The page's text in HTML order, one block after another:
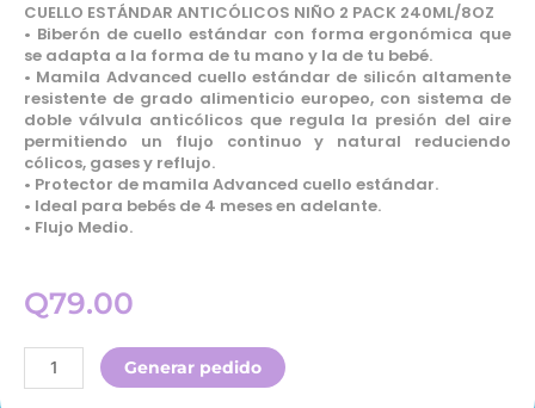
CUELLO ESTÁNDAR ANTICÓLICOS NIÑO 2 PACK 240ML/8OZ
• Biberón de cuello estándar con forma ergonómica que
se adapta a la forma de tu mano y la de tu bebé.
• Mamila Advanced cuello estándar de silicón altamente
resistente de grado alimenticio europeo, con sistema de
doble válvula anticólicos que regula la presión del aire
permitiendo un flujo continuo y natural reduciendo
cólicos, gases y reflujo.
• Protector de mamila Advanced cuello estándar.
• Ideal para bebés de 4 meses en adelante.
• Flujo Medio.
Q79.00
Evenflo
Biberon
Generar pedido